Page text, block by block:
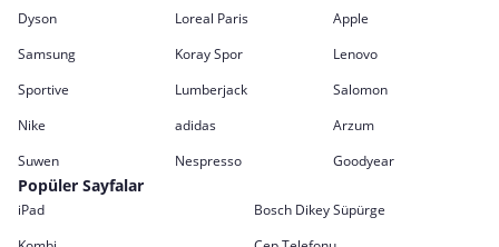
Dyson
Loreal Paris
Apple
Samsung
Koray Spor
Lenovo
Sportive
Lumberjack
Salomon
Nike
adidas
Arzum
Suwen
Nespresso Goodyear
Popüler Sayfalar
iPad
Bosch Dikey Süpürge